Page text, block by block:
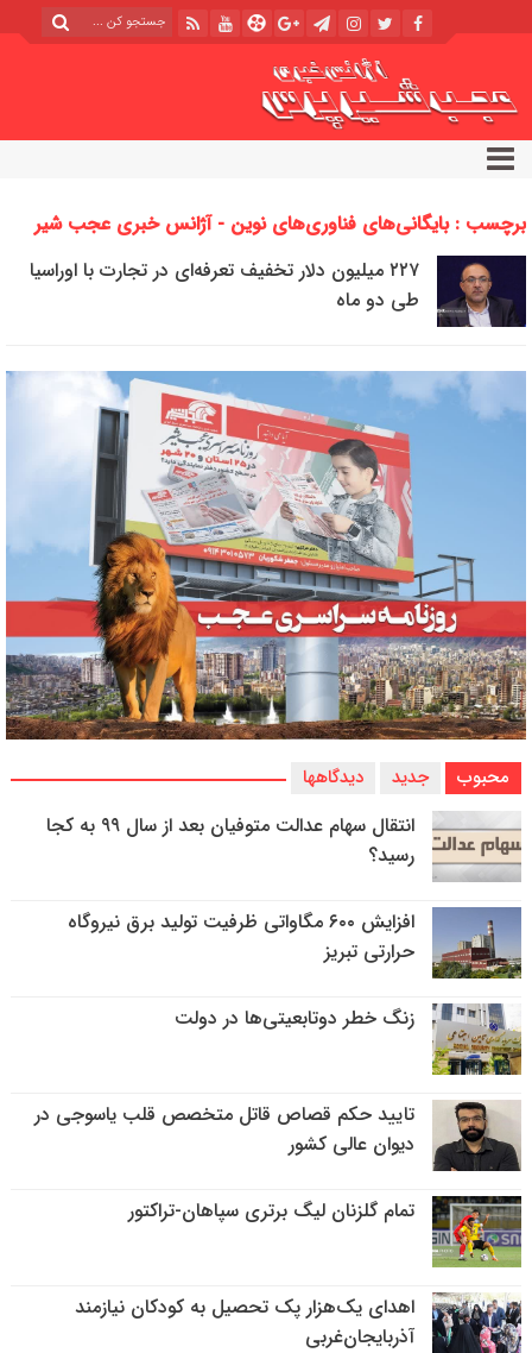
برچسب : بایگانی‌های فناوری‌های نوین - آژانس خبری عجب شیر
پرس
۲۲۷ میلیون دلار تخفیف تعرفه‌ای در تجارت با اوراسیا
طی دو ماه
محبوب جدید دیدگاهها
انتقال سهام عدالت متوفیان بعد از سال ۹۹ به کجا
رسید؟
افزایش ۶۰۰ مگاواتی ظرفیت تولید برق نیروگاه
حرارتی تبریز
زنگ خطر دوتابعیتی‌ها در دولت
تایید حکم قصاص قاتل متخصص قلب یاسوجی در
دیوان عالی کشور
تمام گلزنان لیگ‌ برتری سپاهان-تراکتور
اهدای یک‌هزار پک تحصیل به کودکان نیازمند
آذربایجان‌غربی